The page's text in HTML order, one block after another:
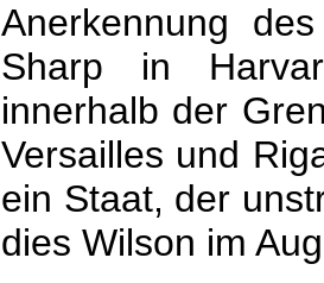
Anerkennung
Sharp in
innerhalb der
Versailles und
ein Staat, der
dies Wilson im